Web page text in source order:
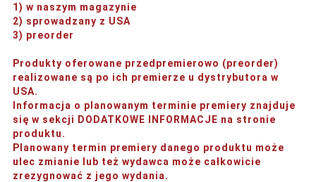
1) w naszym magazynie
2) sprowadzany z USA
3) preorder
Produkty oferowane przedpremierowo (preorder)
realizowane są po ich premierze u dystrybutora w
USA.
Informacja o planowanym terminie premiery znajduje
się w sekcji DODATKOWE INFORMACJE na stronie
produktu.
Planowany termin premiery danego produktu może
ulec zmianie lub też wydawca może całkowicie
zrezygnować z jego wydania.